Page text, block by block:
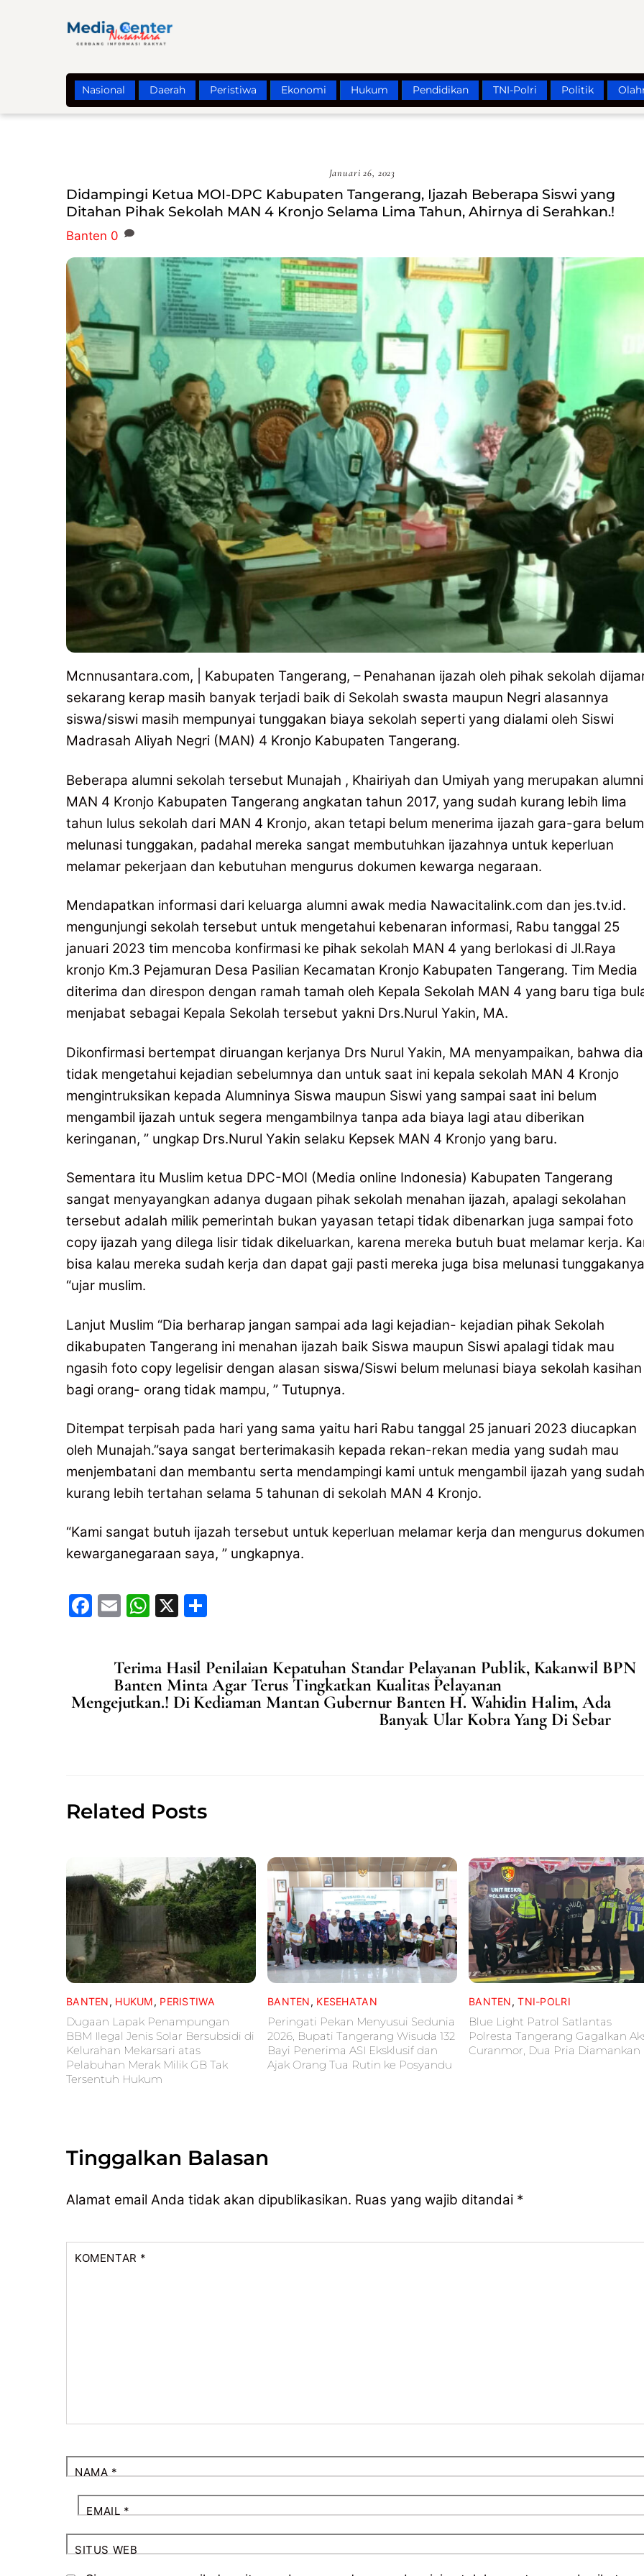
Nasional Daerah Peristiwa Ekonomi Hukum Pendidikan TNI-Polri Politik
Januari 26, 2023
Didampingi Ketua MOI-DPC Kabupaten Tangerang, Ijazah Beberapa Siswi yang
Ditahan Pihak Sekolah MAN 4 Kronjo Selama Lima Tahun, Ahirnya di Serahkan.!
Banten 0
Mcnnusantara.com, | Kabupaten Tangerang, – Penahanan ijazah oleh pihak sekolah
sekarang kerap masih banyak terjadi baik di Sekolah swasta maupun Negri alasannya
siswa/siswi masih mempunyai tunggakan biaya sekolah seperti yang dialami oleh Siswi
Madrasah Aliyah Negri (MAN) 4 Kronjo Kabupaten Tangerang.
Beberapa alumni sekolah tersebut Munajah , Khairiyah dan Umiyah yang merupakan alumni
MAN 4 Kronjo Kabupaten Tangerang angkatan tahun 2017, yang sudah kurang lebih lima
tahun lulus sekolah dari MAN 4 Kronjo, akan tetapi belum menerima ijazah gara-gara belum
melunasi tunggakan, padahal mereka sangat membutuhkan ijazahnya untuk keperluan
melamar pekerjaan dan kebutuhan mengurus dokumen kewarga negaraan.
Mendapatkan informasi dari keluarga alumni awak media Nawacitalink.com dan jes.tv.id.
mengunjungi sekolah tersebut untuk mengetahui kebenaran informasi, Rabu tanggal 25
januari 2023 tim mencoba konfirmasi ke pihak sekolah MAN 4 yang berlokasi di Jl.Raya
kronjo Km.3 Pejamuran Desa Pasilian Kecamatan Kronjo Kabupaten Tangerang. Tim Media
diterima dan direspon dengan ramah tamah oleh Kepala Sekolah MAN 4 yang baru tiga
menjabat sebagai Kepala Sekolah tersebut yakni Drs.Nurul Yakin, MA.
Dikonfirmasi bertempat diruangan kerjanya Drs Nurul Yakin, MA menyampaikan, bahwa dia
tidak mengetahui kejadian sebelumnya dan untuk saat ini kepala sekolah MAN 4 Kronjo
mengintruksikan kepada Alumninya Siswa maupun Siswi yang sampai saat ini belum
mengambil ijazah untuk segera mengambilnya tanpa ada biaya lagi atau diberikan
keringanan, ” ungkap Drs.Nurul Yakin selaku Kepsek MAN 4 Kronjo yang baru.
Sementara itu Muslim ketua DPC-MOI (Media online Indonesia) Kabupaten Tangerang
sangat menyayangkan adanya dugaan pihak sekolah menahan ijazah, apalagi sekolahan
tersebut adalah milik pemerintah bukan yayasan tetapi tidak dibenarkan juga sampai foto
copy ijazah yang dilega lisir tidak dikeluarkan, karena mereka butuh buat melamar kerja.
bisa kalau mereka sudah kerja dan dapat gaji pasti mereka juga bisa melunasi
“ujar muslim.
Lanjut Muslim “Dia berharap jangan sampai ada lagi kejadian- kejadian pihak Sekolah
dikabupaten Tangerang ini menahan ijazah baik Siswa maupun Siswi apalagi tidak mau
ngasih foto copy legelisir dengan alasan siswa/Siswi belum melunasi biaya sekolah kasihan
bagi orang- orang tidak mampu, ” Tutupnya.
Ditempat terpisah pada hari yang sama yaitu hari Rabu tanggal 25 januari 2023 diucapkan
oleh Munajah.”saya sangat berterimakasih kepada rekan-rekan media yang sudah mau
menjembatani dan membantu serta mendampingi kami untuk mengambil ijazah yang sudah
kurang lebih tertahan selama 5 tahunan di sekolah MAN 4 Kronjo.
“Kami sangat butuh ijazah tersebut untuk keperluan melamar kerja dan mengurus dokumen
kewarganegaraan saya, ” ungkapnya.
F
b
o
E
l
W
s
A
X
e
Terima Hasil Penilaian Kepatuhan Standar Pelayanan Publik, Kakanwil BPN
Banten Minta Agar Terus Tingkatkan Kualitas Pelayanan
Mengejutkan.! Di Kediaman Mantan Gubernur Banten H. Wahidin Halim, Ada
Banyak Ular Kobra Yang Di Sebar
Related Posts
BANTEN, HUKUM, PERISTIWA
Dugaan Lapak Penampungan
BBM Ilegal Jenis Solar Bersubsidi di
Kelurahan Mekarsari atas
Pelabuhan Merak Milik GB Tak
Tersentuh Hukum
BANTEN, KESEHATAN
Peringati Pekan Menyusui Sedunia
2026, Bupati Tangerang Wisuda 132
Bayi Penerima ASI Eksklusif dan
Ajak Orang Tua Rutin ke Posyandu
BANTEN,TNI-POLRI
Blue Light Patrol Satlantas
Polresta Tangerang Gagalkan
Curanmor, Dua Pria Diamankan
Tinggalkan Balasan
Alamat email Anda tidak akan dipublikasikan. Ruas yang wajib ditandai *
KOMENTAR *
NAMA*
EMAIL*
SITUS WEB